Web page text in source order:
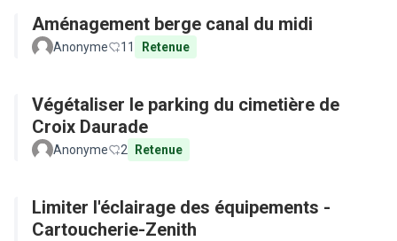
Aménagement berge canal du midi
Anonyme 11 Retenue
Végétaliser le parking du cimetière de
Croix Daurade
Anonyme 2 Retenue
Limiter l'éclairage des équipements -
Cartoucherie-Zenith